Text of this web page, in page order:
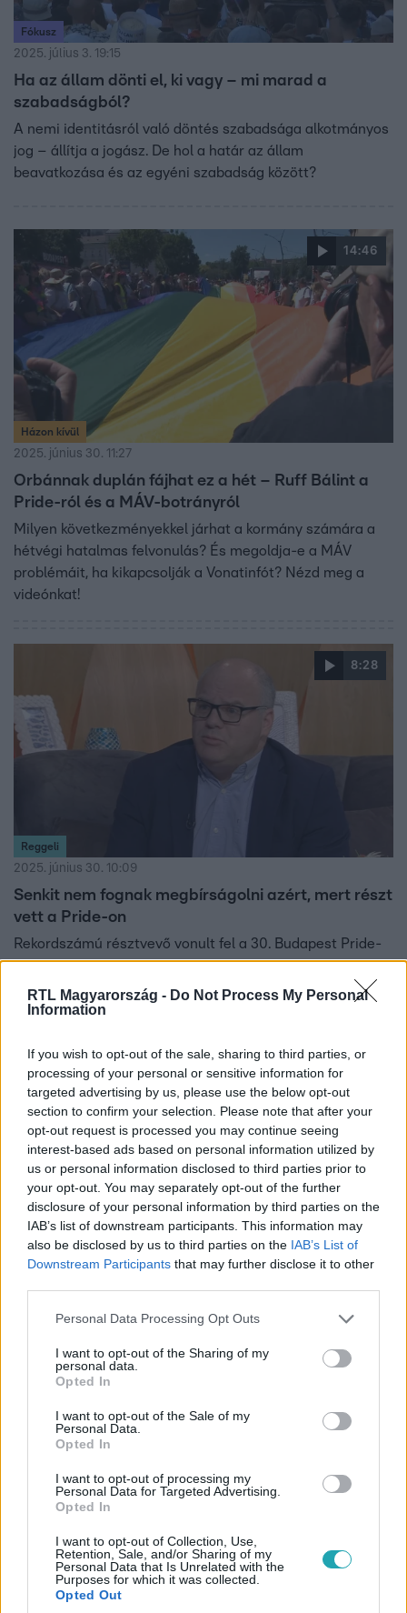
RTL Magyarország - Do Not Process My Personal
Information
If you wish to opt-out of the sale, sharing to third parties, or
processing of your personal or sensitive information for
targeted advertising by us, please use the below opt-out
section to confirm your selection. Please note that after your
opt-out request is processed you may continue seeing
interest-based ads based on personal information utilized by
us or personal information disclosed to third parties prior to
your opt-out. You may separately opt-out of the further
disclosure of your personal information by third parties on the
IAB’s list of downstream participants. This information may
also be disclosed by us to third parties on the IAB’s List of
Downstream Participants that may further disclose it to other
Please note that this website/app uses one or more Google
not limited to your visit or usage behaviour. You may click to
grant or deny consent to Google and its third-party tags to
use your data for below specified purposes in below Google
consent section.
Personal Data Processing Opt Outs
I want to opt-out of the Sharing of my
personal data.
Opted In
I want to opt-out of the Sale of my
Personal Data.
Opted In
I want to opt-out of processing my
Personal Data for Targeted Advertising.
Opted In
I want to opt-out of Collection, Use,
Retention, Sale, and/or Sharing of my
Personal Data that Is Unrelated with the
Purposes for which it was collected.
Opted Out
Fókusz
2025. július 3. 19:15
Ha az állam dönti el, ki vagy – mi marad a
szabadságból?
A nemi identitásról való döntés szabadsága alkotmányos
jog – állítja a jogász. De hol a határ az állam
beavatkozása és az egyéni szabadság között?
14:46
Házon kívül
2025. június 30. 11:27
Orbánnak duplán fájhat ez a hét – Ruff Bálint a
Pride-ról és a MÁV-botrányról
Milyen következményekkel járhat a kormány számára a
hétvégi hatalmas felvonulás? És megoldja-e a MÁV
problémáit, ha kikapcsolják a Vonatinfót? Nézd meg a
videónkat!
8:28
Reggeli
2025. június 30. 10:09
Senkit nem fognak megbírságolni azért, mert részt
vett a Pride-on
Rekordszámú résztvevő vonult fel a 30. Budapest Pride-
on, a korábbi rendőrségi tiltások ellenére. Bár sokakat
aggasztottak a kitelepített arcfelismerő rendszerek, Gerő
Tamás ügyvéd szerint jogi következmények nem
figyelmeztette a résztvevőket arra, hogy tiltott gyűlésen
vesznek részt, szabálysértési eljárás nem indítható.
Arcfelismerő technológiát pedig kizárólag súlyos
bűncselekmények esetén lehet alkalmazni. A jogász
szerint ez volt az elmúlt 15 év egyik legjelentősebb
demonstrációja.
3:57
Házon kívül
2025. június 29. 19:10
utat nyitott a Pride-nak
Karácsony Gergely kreatív eszközökkel akadályozta meg
a Pride betiltását – a rekordrészvétel a tiltás ellenére is
történelmi üzenetet hordoz.